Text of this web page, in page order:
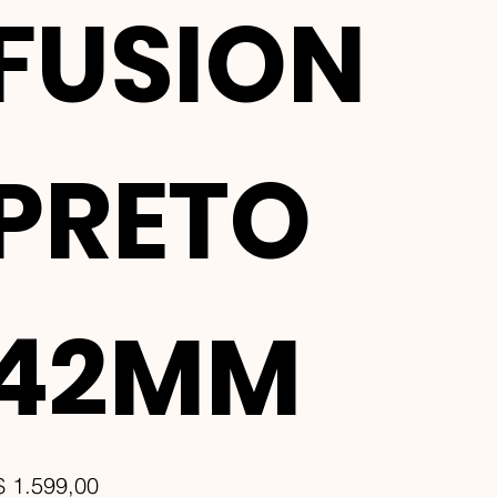
1.599,00